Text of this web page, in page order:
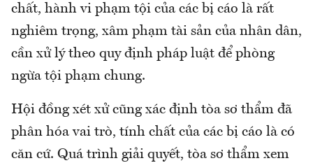
chất, hành vi phạm tội của các bị cáo là rất
nghiêm trọng, xâm phạm tài sản của nhân dân,
cần xử lý theo quy định pháp luật để phòng
ngừa tội phạm chung.
Hội đồng xét xử cũng xác định tòa sơ thẩm đã
phân hóa vai trò, tính chất của các bị cáo là có
căn cứ. Quá trình giải quyết, tòa sơ thẩm xem